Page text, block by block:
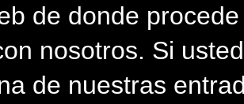
de donde
nosotros. Si
de nuestras